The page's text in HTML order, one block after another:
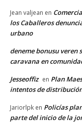
Jean valjean en
los Caballeros
urbano
deneme bonusu veren
caravana en
Jesseoffiz en Plan
intentos de
Jariorlpk en Policías
parte del inicio de la